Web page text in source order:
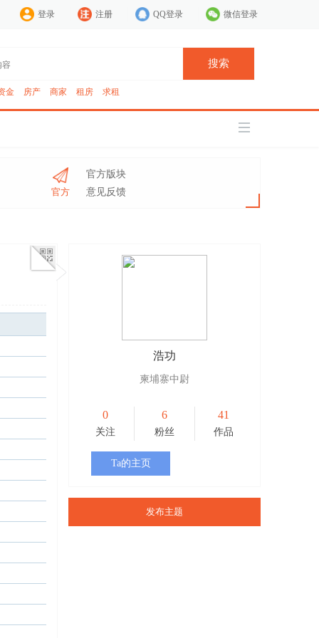
登录 注册 QQ登录 微信登录
搜索
金 房产 商家 租房 求租
官方
官方版块
意见反馈
浩功
柬埔寨中尉
0
关注
6
粉丝
41
作品
Ta的主页
发布主题